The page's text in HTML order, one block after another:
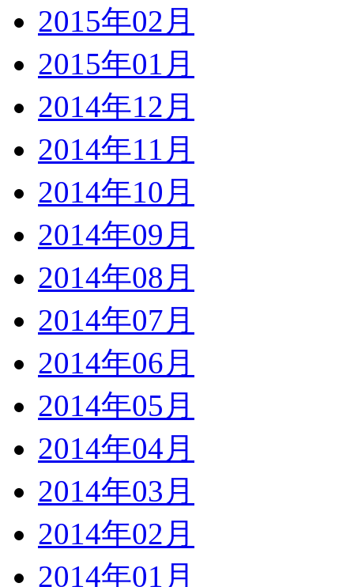
2015年02月
2015年01月
2014年12月
2014年11月
2014年10月
2014年09月
2014年08月
2014年07月
2014年06月
2014年05月
2014年04月
2014年03月
2014年02月
2014年01月